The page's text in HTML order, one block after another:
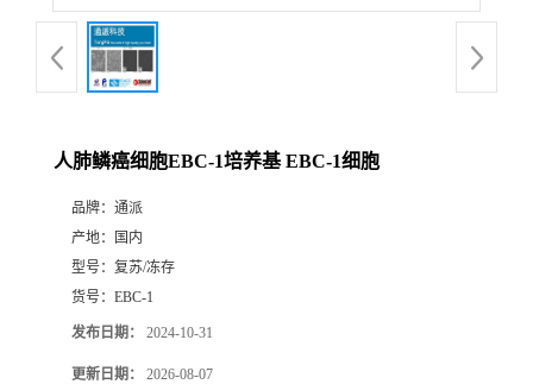
人肺鳞癌细胞EBC-1培养基 EBC-1细胞
品牌： 通派
产地：
国内
型号： 复苏/冻存
货号： EBC-1
发布日期： 2024-10-31
更新日期： 2026-08-07